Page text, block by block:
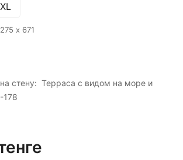
XL
275 х 671
стену: Терраса с видом на море и
178